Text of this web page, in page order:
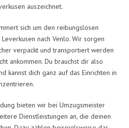
auszeichnet.
sich um den reibungslosen
nach Venlo. Wir sorgen
verpackt und transportiert werden
ankommen. Du brauchst dir also
kannst dich ganz auf das Einrichten in
bieten wir bei Umzugsmeister
Dienstleistungen an, die deinen